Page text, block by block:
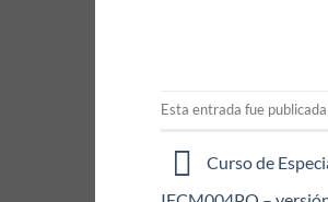
Esta entrada fue
Curso de